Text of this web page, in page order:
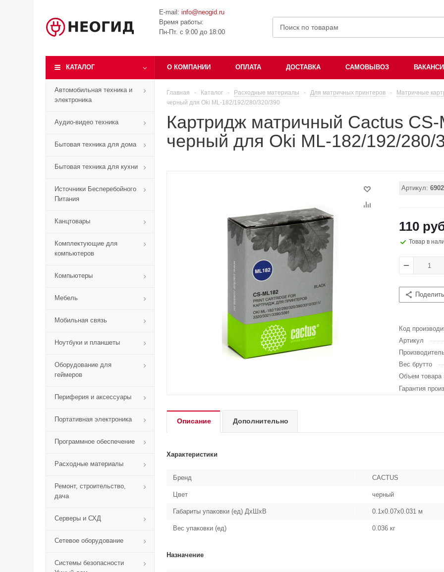
E-mail: info@neogid.ru
Время работы:
Пн-Пт. с 9:00 до 18:00
КАТАЛОГ О КОМПАНИИ ОПЛАТА ДОСТАВКА САМОВЫВОЗ
Автомобильная техника и
электроника
Аудио-видео техника
Бытовая техника для дома
Бытовая техника для кухни
Источники Бесперебойного
Питания
Канцтовары
Комплектующие для
компьютеров
Компьютеры
Мебель
Мобильная связь
Ноутбуки и планшеты
Оборудование для
геймеров
Периферия и аксессуары
Портативная электроника
Программное обеспечение
Расходные материалы
Ремонт, строительство,
дача
Серверы и СХД
Сетевое оборудование
Системы безопасности
Главная - Каталог - Расходные материалы - Для матричных принтеров -
Матричные
черный для Oki ML-182/192/280/320/390
Картридж матричный Cactus
черный для Oki ML-182/192/280/
Артикул:
110
Товар в
Код
Артикул
Вес брутто
Объем товара
Гарантия
Описание Дополнительно
Характеристики
Бренд CACTUS
Цвет черный
Габариты упаковки (ед) ДхШхВ 0.1x0.07x0.031 м
Вес упаковки (ед) 0.036 кг
Назначение